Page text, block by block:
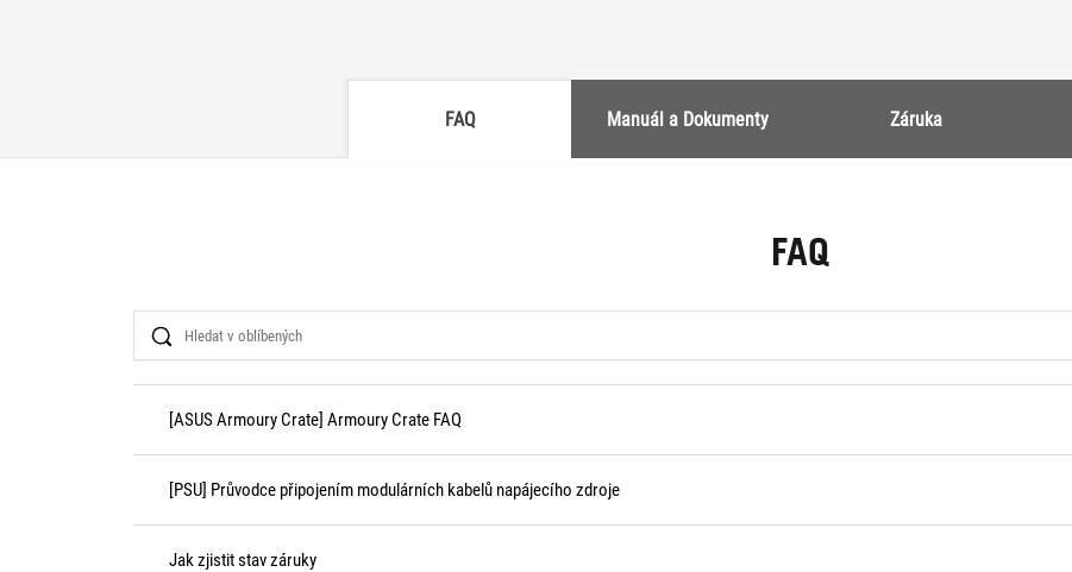
FAQ Manuál a Dokumenty Záruka
FAQ
Search
[ASUS Armoury Crate] Armoury Crate FAQ
[PSU] Průvodce připojením modulárních kabelů napájecího zdroje
Jak zjistit stav záruky